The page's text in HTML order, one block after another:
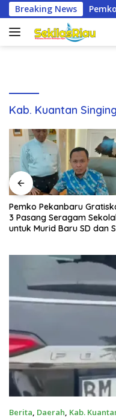
Langsung
ke
konten
Breaking News
Pekanbaru
Kab. Kuantan
Pemko Pekanbaru
3 Pasang Seragam
untuk Murid Baru SD dan
Berita, Daerah, Kab.